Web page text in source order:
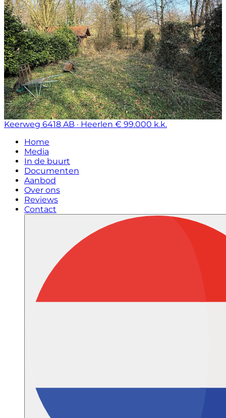
Keerweg 6418 AB · Heerlen € 99.000 k.k.
Home
Media
In de buurt
Documenten
Aanbod
Over ons
Reviews
Contact